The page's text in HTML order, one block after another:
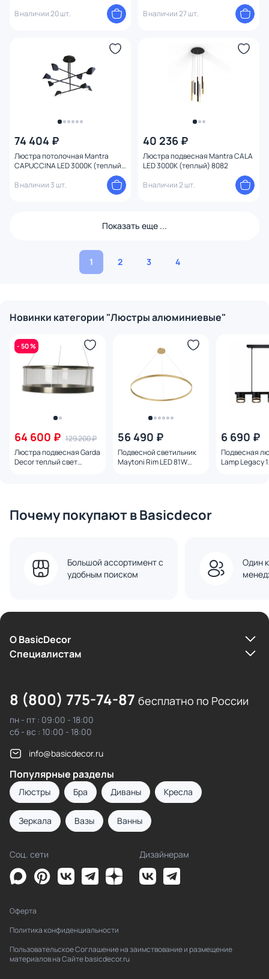
В наличии 20 шт.
L42WK
В наличии 27 шт.
74 404 ₽
Люстра потолочная Mantra
CAPUCCINA LED 3000К (теплый)
В наличии 3 шт.
40 236 ₽
Люстра подвесная Mantra CALA
LED 3000К (теплый) 8082
В наличии 2 шт.
Показать еще ...
1 2 3 4
Новинки категории "Люстры алюминиевые"
- 50 %
64 600 ₽ 129 200 ₽
Люстра подвесная Garda
Decor теплый свет
56 490 ₽
Подвесной светильник
Maytoni Rim LED 81W
6 690 ₽
Подвесная
Lamp Legacy
Почему покупают в Basicdecor
Большой ассортимент с
удобным поиском
Один
О BasicDecor
Cпециалистам
8 (800) 775-74-87 бесплатно по России
пн - пт : 09:00 - 18:00
сб - вс : 10:00 - 18:00
info@basicdecor.ru
Популярные разделы
Люстры Бра Диваны Кресла
Зеркала Вазы Ванны
Соц. сети Дизайнерам
Оферта
Политика конфиденциальности
Пользовательское Соглашение на заимствование и размещение
материалов на Сайте basicdecor.ru